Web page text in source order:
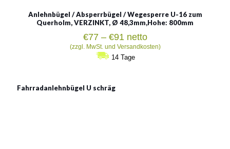
Anlehnbügel / Absperrbügel / Wegesperre U-16 zum
Querholm, VERZINKT, Ø 48,3mm,Hohe: 800mm
€77 – €91Preisspanne:
€77
bis
netto
(zzgl. MwSt. und Versandkosten)
14 Tage
Fahrradanlehnbügel U schräg